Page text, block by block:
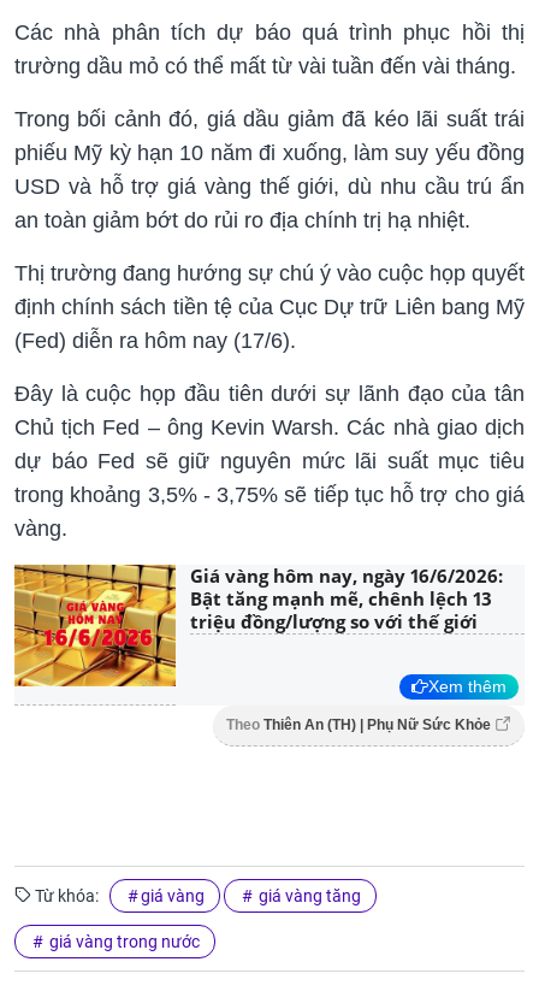
Các nhà phân tích dự báo quá trình phục hồi thị
trường dầu mỏ có thể mất từ vài tuần đến vài tháng.
Trong bối cảnh đó, giá dầu giảm đã kéo lãi suất trái
phiếu Mỹ kỳ hạn 10 năm đi xuống, làm suy yếu đồng
USD và hỗ trợ giá vàng thế giới, dù nhu cầu trú ẩn
an toàn giảm bớt do rủi ro địa chính trị hạ nhiệt.
Thị trường đang hướng sự chú ý vào cuộc họp quyết
định chính sách tiền tệ của Cục Dự trữ Liên bang Mỹ
(Fed) diễn ra hôm nay (17/6).
Đây là cuộc họp đầu tiên dưới sự lãnh đạo của tân
Chủ tịch Fed – ông Kevin Warsh. Các nhà giao dịch
dự báo Fed sẽ giữ nguyên mức lãi suất mục tiêu
trong khoảng 3,5% - 3,75% sẽ tiếp tục hỗ trợ cho giá
vàng.
Giá vàng hôm nay, ngày 16/6/2026:
Bật tăng mạnh mẽ, chênh lệch 13
triệu đồng/lượng so với thế giới
Xem thêm
Theo Thiên An (TH) | Phụ Nữ Sức Khỏe
Từ khóa: giá vàng giá vàng tăng
giá vàng trong nước